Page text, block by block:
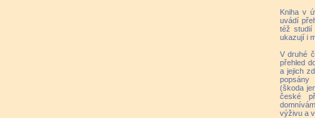
Kniha v
uvádí
též studií
ukazují i
V druhé
přehled
a jejich
popsány
(škoda
české
výživu a